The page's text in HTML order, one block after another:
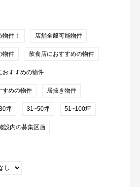
件！ 店舗全般可能物件
物件 飲食店におすすめの物件
おすすめの物件
すめの物件 居抜き物件
坪 31~50坪 51~100坪
設内の募集区画